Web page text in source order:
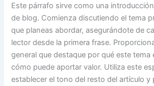
Este párrafo sirve como una
de blog. Comienza discutiendo el tema
que planeas abordar, asegurándote de
lector desde la primera frase.
general que destaque por qué este tema
cómo puede aportar valor. Utiliza este
establecer el tono del resto del artículo y